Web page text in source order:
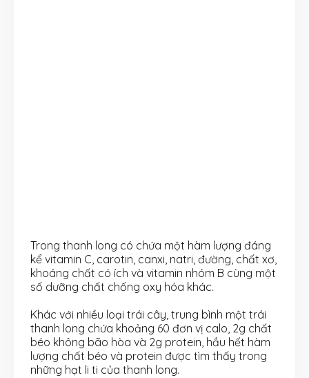
Trong thanh long có chứa một hàm lượng đáng
kể vitamin C, carotin, canxi, natri, đường, chất xơ,
khoáng chất có ích và vitamin nhóm B cùng một
số dưỡng chất chống oxy hóa khác.
Khác với nhiều loại trái cây, trung bình một trái
thanh long chứa khoảng 60 đơn vị calo, 2g chất
béo không bão hòa và 2g protein, hầu hết hàm
lượng chất béo và protein được tìm thấy trong
những hạt li ti của thanh long.